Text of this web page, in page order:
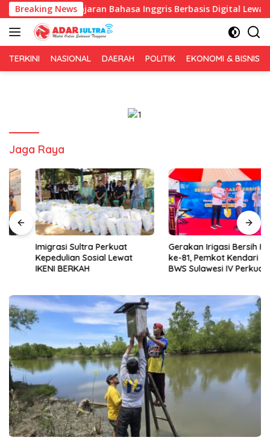
Langsung
ke
konten
Breaking News
Pembelajaran Bahasa Inggris Berbasis Digital Lewat KKN
TERKINI NASIONAL DAERAH POLITIK EKONOMI & BISNIS
Jaga Raya
Imigrasi Sultra Perkuat
Kepedulian Sosial Lewat
IKENI BERKAH
Gerakan Irigasi Bersih HUT RI
ke-81, Pemkot Kendari dan
BWS Sulawesi IV Perkuat